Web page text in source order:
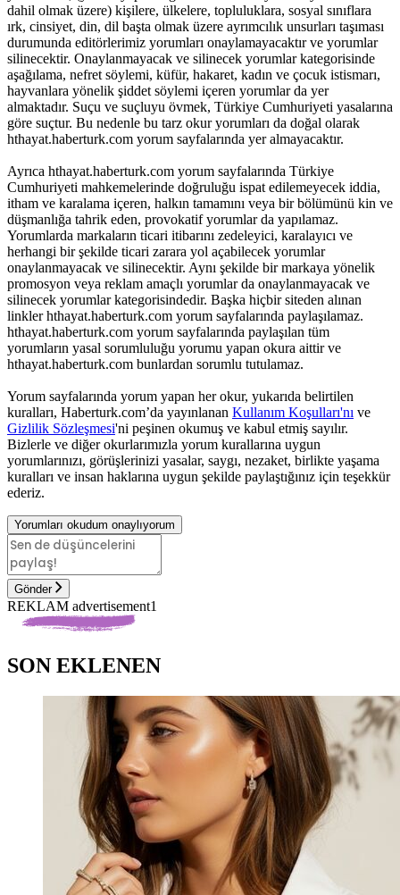
dahil olmak üzere) kişilere, ülkelere, topluluklara, sosyal sınıflara
ırk, cinsiyet, din, dil başta olmak üzere ayrımcılık unsurları taşıması
durumunda editörlerimiz yorumları onaylamayacaktır ve yorumlar
silinecektir. Onaylanmayacak ve silinecek yorumlar kategorisinde
aşağılama, nefret söylemi, küfür, hakaret, kadın ve çocuk istismarı,
hayvanlara yönelik şiddet söylemi içeren yorumlar da yer
almaktadır. Suçu ve suçluyu övmek, Türkiye Cumhuriyeti yasalarına
göre suçtur. Bu nedenle bu tarz okur yorumları da doğal olarak
hthayat.haberturk.com yorum sayfalarında yer almayacaktır.
Ayrıca hthayat.haberturk.com yorum sayfalarında Türkiye
Cumhuriyeti mahkemelerinde doğruluğu ispat edilemeyecek iddia,
itham ve karalama içeren, halkın tamamını veya bir bölümünü kin ve
düşmanlığa tahrik eden, provokatif yorumlar da yapılamaz.
Yorumlarda markaların ticari itibarını zedeleyici, karalayıcı ve
herhangi bir şekilde ticari zarara yol açabilecek yorumlar
onaylanmayacak ve silinecektir. Aynı şekilde bir markaya yönelik
promosyon veya reklam amaçlı yorumlar da onaylanmayacak ve
silinecek yorumlar kategorisindedir. Başka hiçbir siteden alınan
linkler hthayat.haberturk.com yorum sayfalarında paylaşılamaz.
hthayat.haberturk.com yorum sayfalarında paylaşılan tüm
yorumların yasal sorumluluğu yorumu yapan okura aittir ve
hthayat.haberturk.com bunlardan sorumlu tutulamaz.
Yorum sayfalarında yorum yapan her okur, yukarıda belirtilen
kuralları, Haberturk.com’da yayınlanan Kullanım Koşulları'nı ve
Gizlilik Sözleşmesi'ni peşinen okumuş ve kabul etmiş sayılır.
Bizlerle ve diğer okurlarımızla yorum kurallarına uygun
yorumlarınızı, görüşlerinizi yasalar, saygı, nezaket, birlikte yaşama
kuralları ve insan haklarına uygun şekilde paylaştığınız için teşekkür
ederiz.
Yorumları okudum onaylıyorum
Gönder
REKLAM advertisement1
SON EKLENEN